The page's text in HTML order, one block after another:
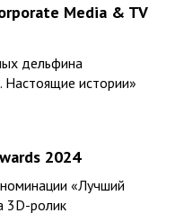
Media & TV
дельфина
Настоящие истории»
2024
«Лучший
3D-ролик